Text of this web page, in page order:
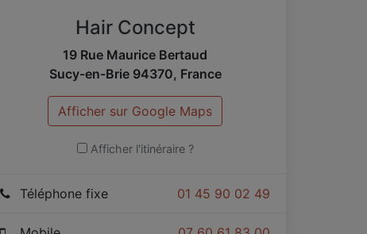
Hair Concept
19 Rue Maurice Bertaud
Sucy-en-Brie 94370, France
Afficher sur Google Maps
Afficher l'itinéraire ?
01 45 90 02 49
Téléphone fixe